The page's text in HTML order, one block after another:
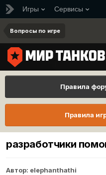
Игры Сервисы
Вопросы по игре
Правила
Правила
разработчики
Автор: elephanthathi